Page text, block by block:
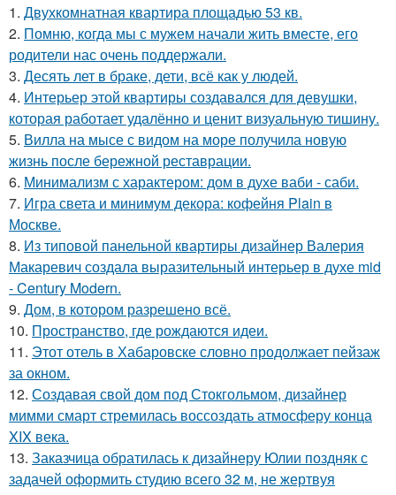
1. Двухкомнатная квартира площадью 53 кв.
2. Помню, когда мы с мужем начали жить вместе, его
родители нас очень поддержали.
3. Десять лет в браке, дети, всё как у людей.
4. Интерьер этой квартиры создавался для девушки,
которая работает удалённо и ценит визуальную тишину.
5. Вилла на мысе с видом на море получила новую
жизнь после бережной реставрации.
6. Минимализм с характером: дом в духе ваби - саби.
7. Игра света и минимум декора: кофейня Plain в
Москве.
8. Из типовой панельной квартиры дизайнер Валерия
Макаревич создала выразительный интерьер в духе mid
- Century Modern.
9. Дом, в котором разрешено всё.
10. Пространство, где рождаются идеи.
11. Этот отель в Хабаровске словно продолжает пейзаж
за окном.
12. Создавая свой дом под Стокгольмом, дизайнер
мимми смарт стремилась воссоздать атмосферу конца
XIX века.
13. Заказчица обратилась к дизайнеру Юлии поздняк с
задачей оформить студию всего 32 м, не жертвуя